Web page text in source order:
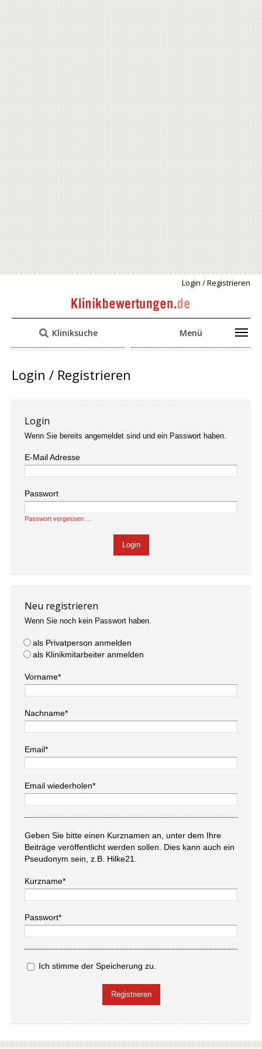
Login / Registrieren
Kliniksuche Menü
Login / Registrieren
Login
Wenn Sie bereits angemeldet sind und ein Passwort haben.
E-Mail Adresse
Passwort
Passwort vergessen …
Neu registrieren
Wenn Sie noch kein Passwort haben.
als Privatperson anmelden
als Klinikmitarbeiter anmelden
Vorname*
Nachname*
Email*
Email wiederholen*
Geben Sie bitte einen Kurznamen an, unter dem Ihre
Beiträge veröffentlicht werden sollen. Dies kann auch ein
Pseudonym sein, z.B. Hilke21.
Kurzname*
Passwort*
Ich stimme der Speicherung zu.